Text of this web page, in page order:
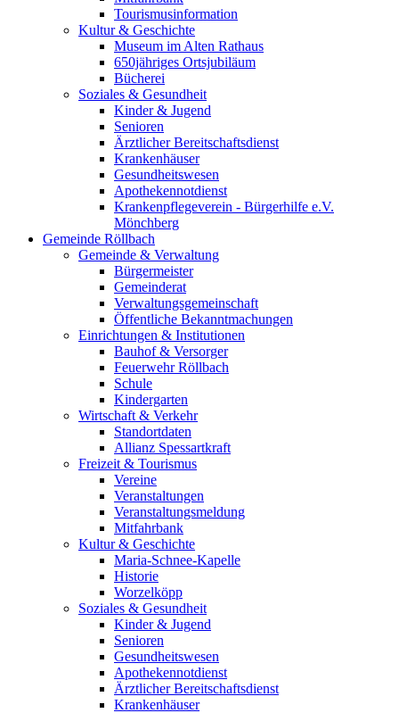
Tourismusinformation
Kultur & Geschichte
Museum im Alten Rathaus
650jähriges Ortsjubiläum
Bücherei
Soziales & Gesundheit
Kinder & Jugend
Senioren
Ärztlicher Bereitschaftsdienst
Krankenhäuser
Gesundheitswesen
Apothekennotdienst
Krankenpflegeverein - Bürgerhilfe e.V.
Mönchberg
Gemeinde Röllbach
Gemeinde & Verwaltung
Bürgermeister
Gemeinderat
Verwaltungsgemeinschaft
Öffentliche Bekanntmachungen
Einrichtungen & Institutionen
Bauhof & Versorger
Feuerwehr Röllbach
Schule
Kindergarten
Wirtschaft & Verkehr
Standortdaten
Allianz Spessartkraft
Freizeit & Tourismus
Vereine
Veranstaltungen
Veranstaltungsmeldung
Mitfahrbank
Kultur & Geschichte
Maria-Schnee-Kapelle
Historie
Worzelköpp
Soziales & Gesundheit
Kinder & Jugend
Senioren
Gesundheitswesen
Apothekennotdienst
Ärztlicher Bereitschaftsdienst
Krankenhäuser